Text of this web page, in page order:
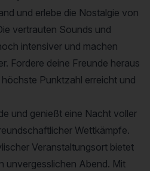
und erlebe die Nostalgie von
vertrauten Sounds und
intensiver und machen
Fordere deine Freunde heraus
Punktzahl erreicht und
und genießt eine Nacht voller
Wettkämpfe.
Veranstaltungsort bietet
unvergesslichen Abend. Mit